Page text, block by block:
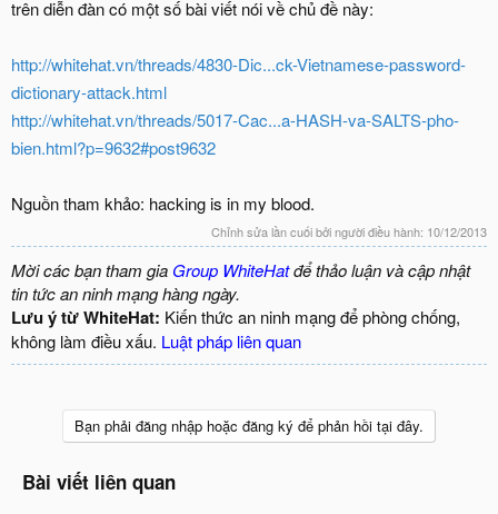
trên diễn đàn có một số bài viết nói về chủ đề này:
http://whitehat.vn/threads/4830-Dic...ck-Vietnamese-password-
dictionary-attack.html
http://whitehat.vn/threads/5017-Cac...a-HASH-va-SALTS-pho-
bien.html?p=9632#post9632
Nguồn tham khảo: hacking is in my blood.
Chỉnh sửa lần cuối bởi người điều hành: 10/12/2013
Mời các bạn tham gia Group WhiteHatđể thảo luận và cập nhật
tin tức an ninh mạng hàng ngày.
Lưu ý từ WhiteHat: Kiến thức an ninh mạng để phòng chống,
không làm điều xấu. Luật pháp liên quan
Bạn phải đăng nhập hoặc đăng ký để phản hồi tại đây.
Bài viết liên quan